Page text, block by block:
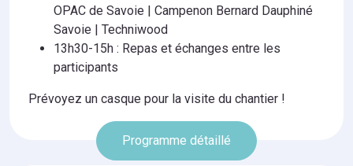
OPAC de Savoie | Campenon Bernard Dauphiné
Savoie | Techniwood
13h30-15h : Repas et échanges entre les
participants
Prévoyez un casque pour la visite du chantier !
Programme détaillé